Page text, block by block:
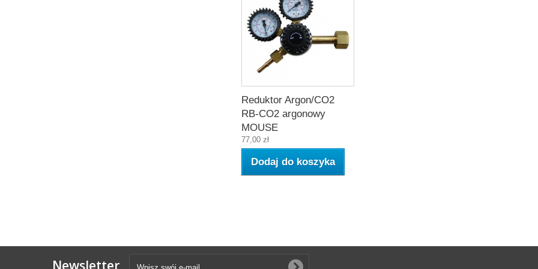
Reduktor Argon/CO2
RB-CO2 argonowy
MOUSE
77,00 zł
Dodaj do koszyka
Newsletter